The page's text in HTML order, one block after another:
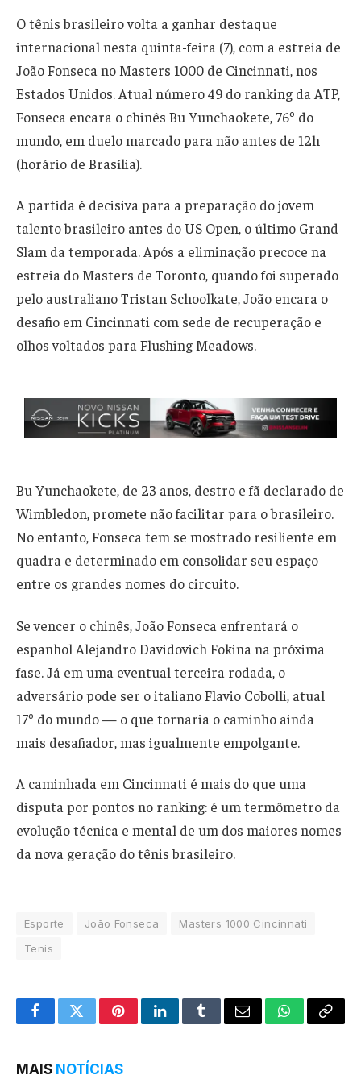
O tênis brasileiro volta a ganhar destaque
internacional nesta quinta-feira (7), com a estreia de
João Fonseca no Masters 1000 de Cincinnati, nos
Estados Unidos. Atual número 49 do ranking da ATP,
Fonseca encara o chinês Bu Yunchaokete, 76º do
mundo, em duelo marcado para não antes de 12h
(horário de Brasília).
A partida é decisiva para a preparação do jovem
talento brasileiro antes do US Open, o último Grand
Slam da temporada. Após a eliminação precoce na
estreia do Masters de Toronto, quando foi superado
pelo australiano Tristan Schoolkate, João encara o
desafio em Cincinnati com sede de recuperação e
olhos voltados para Flushing Meadows.
Bu Yunchaokete, de 23 anos, destro e fã declarado de
Wimbledon, promete não facilitar para o brasileiro.
No entanto, Fonseca tem se mostrado resiliente em
quadra e determinado em consolidar seu espaço
entre os grandes nomes do circuito.
Se vencer o chinês, João Fonseca enfrentará o
espanhol Alejandro Davidovich Fokina na próxima
fase. Já em uma eventual terceira rodada, o
adversário pode ser o italiano Flavio Cobolli, atual
17º do mundo — o que tornaria o caminho ainda
mais desafiador, mas igualmente empolgante.
A caminhada em Cincinnati é mais do que uma
disputa por pontos no ranking: é um termômetro da
evolução técnica e mental de um dos maiores nomes
da nova geração do tênis brasileiro.
Esporte João Fonseca
Masters 1000 Cincinnati
Tenis
FacebookTwitterPinterestLinkedInTumblrEmail WhatsApp
Copy
MAIS NOTÍCIAS